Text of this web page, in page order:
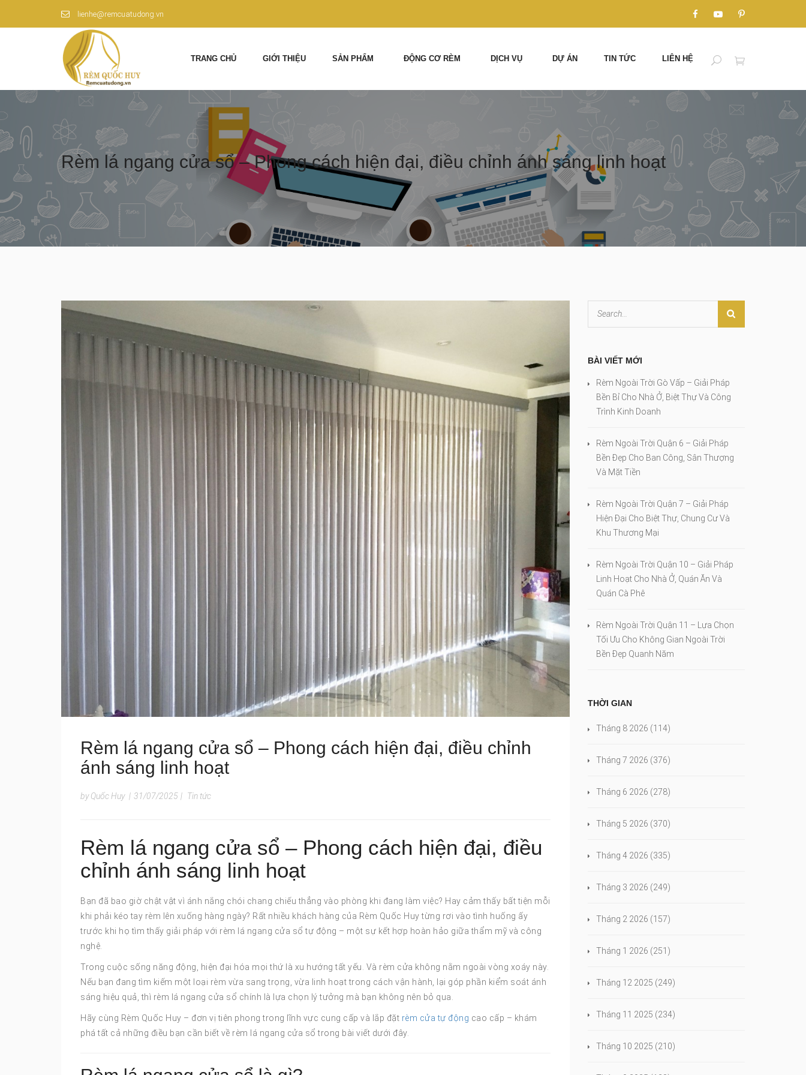
lienhe@remcuatudong.vn
TRANG CHỦ GIỚI THIỆU SẢN PHẨM ĐỘNG CƠ RÈM DỊCH VỤ DỰ ÁN TIN TỨC LIÊN HỆ
Rèm lá ngang cửa sổ – Phong cách hiện đại, điều chỉnh ánh sáng linh hoạt
Rèm lá ngang cửa sổ – Phong cách hiện đại, điều chỉnh
ánh sáng linh hoạt
by Quốc Huy | 31/07/2025 | Tin tức
Rèm lá ngang cửa sổ – Phong cách hiện đại, điều
chỉnh ánh sáng linh hoạt
Bạn đã bao giờ chật vật vì ánh nắng chói chang chiếu thẳng vào phòng khi đang làm việc? Hay cảm thấy bất tiện mỗi
khi phải kéo tay rèm lên xuống hàng ngày? Rất nhiều khách hàng của Rèm Quốc Huy từng rơi vào tình huống ấy
trước khi họ tìm thấy giải pháp với rèm lá ngang cửa sổ tự động – một sự kết hợp hoàn hảo giữa thẩm mỹ và công
nghệ.
Trong cuộc sống năng động, hiện đại hóa mọi thứ là xu hướng tất yếu. Và rèm cửa không nằm ngoài vòng xoáy này.
Nếu bạn đang tìm kiếm một loại rèm vừa sang trọng, vừa linh hoạt trong cách vận hành, lại góp phần kiểm soát ánh
sáng hiệu quả, thì rèm lá ngang cửa sổ chính là lựa chọn lý tưởng mà bạn không nên bỏ qua.
Hãy cùng Rèm Quốc Huy – đơn vị tiên phong trong lĩnh vực cung cấp và lắp đặt rèm cửa tự động cao cấp – khám
phá tất cả những điều bạn cần biết về rèm lá ngang cửa sổ trong bài viết dưới đây.
BÀI VIẾT MỚI
Rèm Ngoài Trời Gò Vấp – Giải Pháp
Bền Bỉ Cho Nhà Ở, Biệt Thự Và Công
Trình Kinh Doanh
Rèm Ngoài Trời Quận 6 – Giải Pháp
Bền Đẹp Cho Ban Công, Sân Thượng
Và Mặt Tiền
Rèm Ngoài Trời Quận 7 – Giải Pháp
Hiện Đại Cho Biệt Thự, Chung Cư Và
Khu Thương Mại
Rèm Ngoài Trời Quận 10 – Giải Pháp
Linh Hoạt Cho Nhà Ở, Quán Ăn Và
Quán Cà Phê
Rèm Ngoài Trời Quận 11 – Lựa Chọn
Tối Ưu Cho Không Gian Ngoài Trời
Bền Đẹp Quanh Năm
THỜI GIAN
Tháng 8 2026 (114)
Tháng 7 2026 (376)
Tháng 6 2026 (278)
Tháng 5 2026 (370)
Tháng 4 2026 (335)
Tháng 3 2026 (249)
Tháng 2 2026 (157)
Tháng 1 2026 (251)
Tháng 12 2025 (249)
Tháng 11 2025 (234)
Tháng 10 2025 (210)